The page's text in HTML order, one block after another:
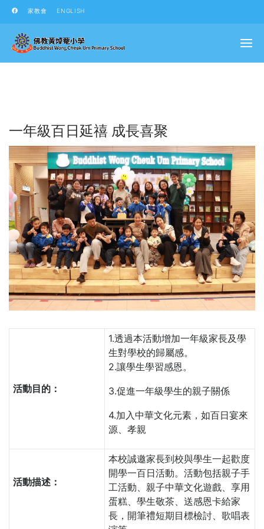
家教會 ENGLISH
一年級百日延禧 成長喜聚
活動目的：
1.透過本活動增加一年級家長及學
生對學校的歸屬感。
2.讓學生學習感恩。
3.促進一年級學生的親子關係
4.加入中華文化元素，如百日宴來
源、孝親
活動描述：
本校誠邀家長到校與學生一起歡度
開學一百日活動。活動包括親子手
工活動、親子中華文化遊戲、享用
蛋糕、學生敬茶、送感恩卡給家
長，開筆禮短期目標檢討、歌唱表